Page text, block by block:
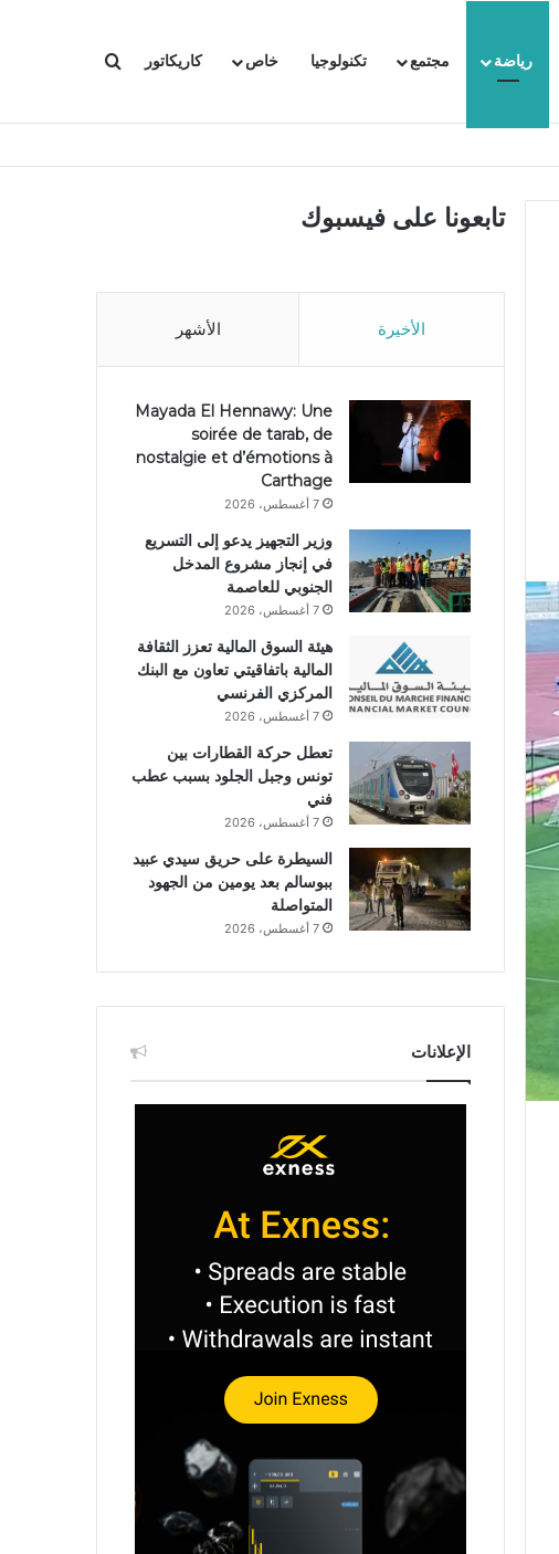
رياضة مجتمع تكنولوجيا خاص كاريكاتور بحث عن
تابعونا على فيسبوك
الأخيرة الأشهر
Mayada El Hennawy: Une
soirée de tarab, de
nostalgie et d’émotions à
Carthage
7 أغسطس، 2026
وزير التجهيز يدعو إلى التسريع
في إنجاز مشروع المدخل
الجنوبي للعاصمة
7 أغسطس، 2026
هيئة السوق المالية تعزز الثقافة
المالية باتفاقيتي تعاون مع البنك
المركزي الفرنسي
7 أغسطس، 2026
تعطل حركة القطارات بين
تونس وجبل الجلود بسبب عطب
فني
7 أغسطس، 2026
السيطرة على حريق سيدي عبيد
ببوسالم بعد يومين من الجهود
المتواصلة
7 أغسطس، 2026
الإعلانات